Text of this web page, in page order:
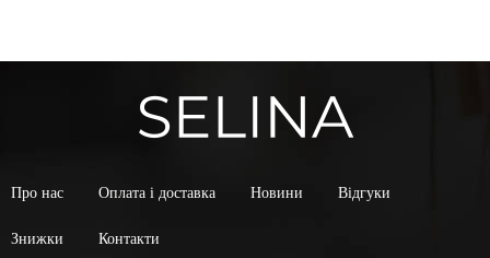
Про нас Оплата і доставка Новини Відгуки
Знижки Контакти